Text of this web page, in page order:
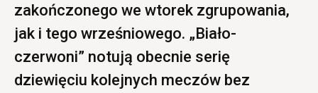
zakończonego we wtorek zgrupowania,
jak i tego wrześniowego. „Biało-
czerwoni” notują obecnie serię
dziewięciu kolejnych meczów bez